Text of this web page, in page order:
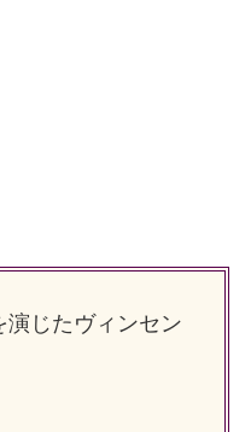
演じたヴィンセン